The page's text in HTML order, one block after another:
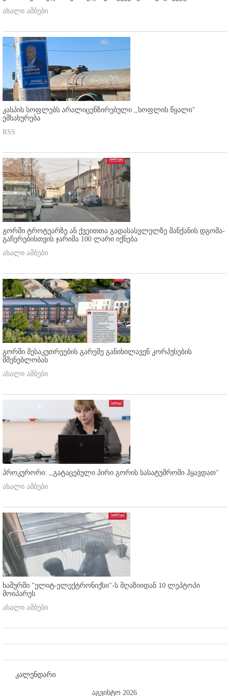
ახალი ამბები
კასპის სოფლებს არალიცენზირებული ,,სოფლის წყალი"
ემსახურება
RSS
გორში ტროტუარზე ან ქვეითთა გადასასვლელზე მანქანის დგომა-
გაჩერებისთვის ჯარიმა 100 ლარი იქნება
ახალი ამბები
გორში მესაკუთრეების გარეშე განიხილავენ კორპუსების
მშენებლობას
ახალი ამბები
პროკურორი: ,,გატაცებული პირი გორის სასატუმროში ჰყავდათ''
ახალი ამბები
ხაშურში "ელიტ-ელექტრონიქსი"-ს მღაზიიდან 10 ლეპტოპი
მოიპარეს
ახალი ამბები
კალენდარი
აგვისტო 2026